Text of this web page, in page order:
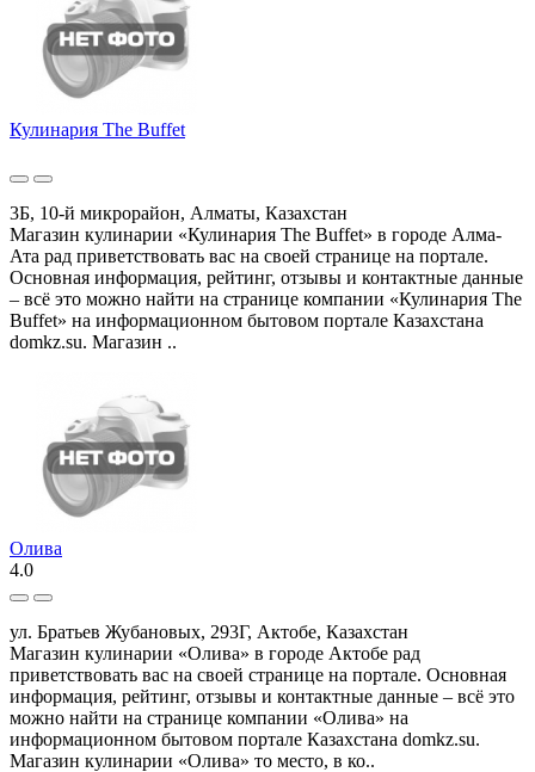
Кулинария The Buffet
3Б, 10-й микрорайон, Алматы, Казахстан
Магазин кулинарии «Кулинария The Buffet» в городе Алма-
Ата рад приветствовать вас на своей странице на портале.
Основная информация, рейтинг, отзывы и контактные данные
– всё это можно найти на странице компании «Кулинария The
Buffet» на информационном бытовом портале Казахстана
domkz.su. Магазин ..
Олива
4.0
ул. Братьев Жубановых, 293Г, Актобе, Казахстан
Магазин кулинарии «Олива» в городе Актобе рад
приветствовать вас на своей странице на портале. Основная
информация, рейтинг, отзывы и контактные данные – всё это
можно найти на странице компании «Олива» на
информационном бытовом портале Казахстана domkz.su.
Магазин кулинарии «Олива» то место, в ко..